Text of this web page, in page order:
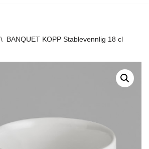
\ BANQUET KOPP Stablevennlig 18 cl